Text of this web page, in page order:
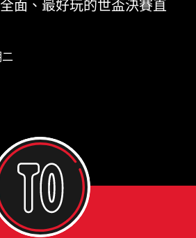
面、最好玩的世盃決賽直
二